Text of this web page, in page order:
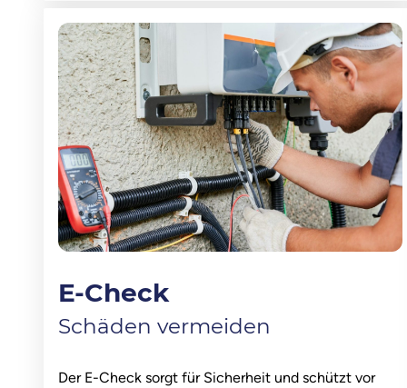
E-Check
Schäden vermeiden
Der E-Check sorgt für Sicherheit und schützt vor